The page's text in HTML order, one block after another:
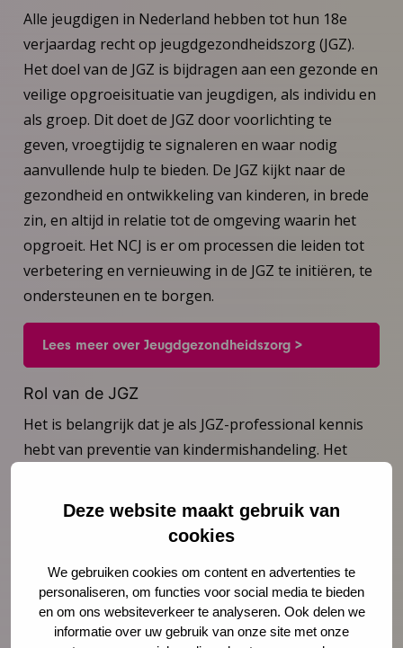
Deze website maakt gebruik van
cookies
We gebruiken cookies om content en advertenties te
personaliseren, om functies voor social media te bieden
en om ons websiteverkeer te analyseren. Ook delen we
informatie over uw gebruik van onze site met onze
Alle jeugdigen in Nederland hebben tot hun 18e
verjaardag recht op jeugdgezondheidszorg (JGZ).
Het doel van de JGZ is bijdragen aan een gezonde en
veilige opgroeisituatie van jeugdigen, als individu en
als groep. Dit doet de JGZ door voorlichting te
geven, vroegtijdig te signaleren en waar nodig
aanvullende hulp te bieden. De JGZ kijkt naar de
gezondheid en ontwikkeling van kinderen, in brede
zin, en altijd in relatie tot de omgeving waarin het
opgroeit. Het NCJ is er om processen die leiden tot
verbetering en vernieuwing in de JGZ te initiëren, te
ondersteunen en te borgen.
Lees meer over Jeugdgezondheidszorg >
Rol van de JGZ
Het is belangrijk dat je als JGZ-professional kennis
hebt van preventie van kindermishandeling. Het
om kindermishandeling te voorkomen en aan te
pakken. De ambitie is om kindermishandeling met
van 2016).
Bekijk het actieplan >